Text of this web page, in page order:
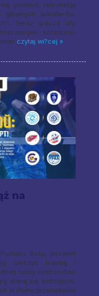
podwoił, rekrutacja
bohaterów,
Teraz gracze Ufy
szóstkami.
czytaj wi?cej »
na
Rosji, pozwolił
uleczyć traumę i
rundy mistrzostwa
staną się ostrzejsze,
w miarę przesuwania